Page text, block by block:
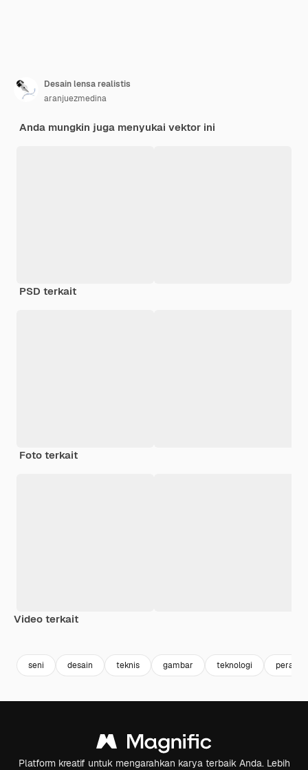
Desain lensa realistis
aranjuezmedina
Anda mungkin juga menyukai vektor ini
PSD terkait
Foto terkait
Video terkait
seni desain teknis gambar teknologi
Platform kreatif untuk mengarahkan karya terbaik Anda. Lebih